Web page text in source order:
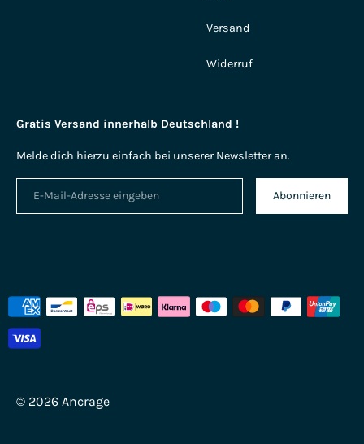
Versand
Widerruf
Gratis Versand innerhalb Deutschland !
Melde dich hierzu einfach bei unserer Newsletter an.
Abonnieren
Akzeptierte
Zahlungsarten
© 2026 Ancrage